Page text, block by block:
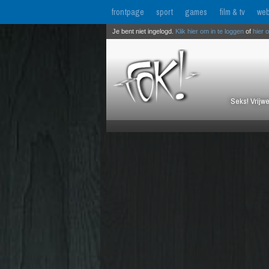
frontpage sport games film & tv
Seks!
Je bent niet ingelogd. Klik hier om in te loggen of hier